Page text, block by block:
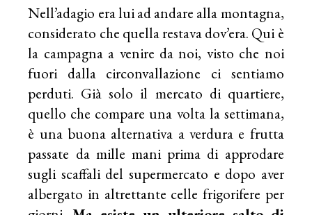
Nell’adagio era lui ad andare alla montagna,
considerato che quella restava dov’era. Qui è
la campagna a venire da noi, visto che noi
fuori dalla circonvallazione ci sentiamo
perduti. Già solo il mercato di quartiere,
quello che compare una volta la settimana,
è una buona alternativa a verdura e frutta
passate da mille mani prima di approdare
sugli scaffali del supermercato e dopo aver
albergato in altrettante celle frigorifere per